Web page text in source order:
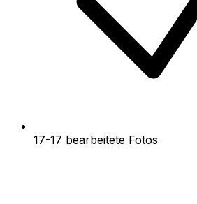
17-17 bearbeitete Fotos